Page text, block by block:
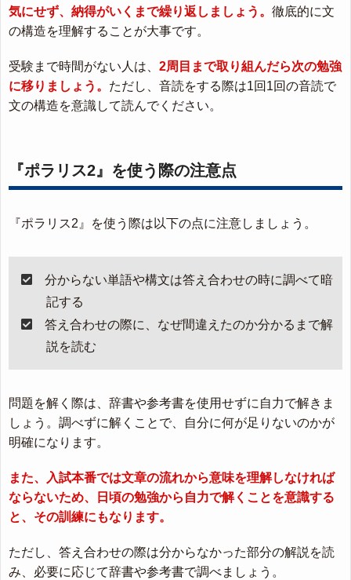
気にせず、納得がいくまで繰り返しましょう。 徹底的に文
の構造を理解することが大事です。
受験まで時間がない人は、 2周目まで取り組んだら次の勉強
に移りましょう。 ただし、音読をする際は1回1回の音読で
文の構造を意識して読んでください。
『ポラリス2』を使う際の注意点
『ポラリス2』を使う際は以下の点に注意しましょう。
分からない単語や構文は答え合わせの時に調べて暗
記する
答え合わせの際に、なぜ間違えたのか分かるまで解
説を読む
問題を解く際は、辞書や参考書を使用せずに自力で解きま
しょう。調べずに解くことで、自分に何が足りないのかが
明確になります。
また、入試本番では文章の流れから意味を理解しなければ
ならないため、日頃の勉強から自力で解くことを意識する
と、その訓練にもなります。
ただし、答え合わせの際は分からなかった部分の解説を読
み、必要に応じて辞書や参考書で調べましょう。